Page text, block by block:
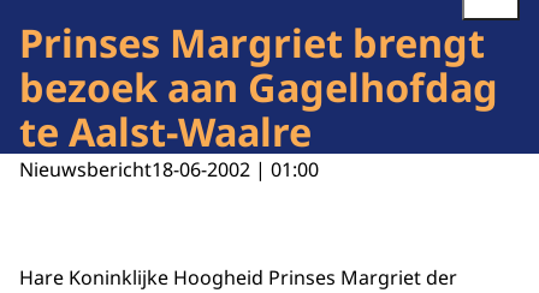
Prinses Margriet brengt
bezoek aan Gagelhofdag
te Aalst-Waalre
Nieuwsbericht18-06-2002 | 01:00
Hare Koninklijke Hoogheid Prinses Margriet der